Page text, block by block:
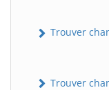
Trouver
Trouver